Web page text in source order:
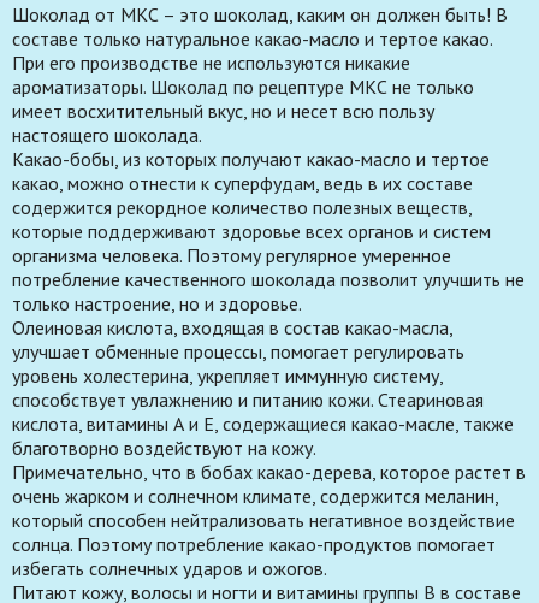
Шоколад от МКС – это шоколад, каким он должен быть! В
составе только натуральное какао-масло и тертое какао.
При его производстве не используются никакие
ароматизаторы. Шоколад по рецептуре МКС не только
имеет восхитительный вкус, но и несет всю пользу
настоящего шоколада.
Какао-бобы, из которых получают какао-масло и тертое
какао, можно отнести к суперфудам, ведь в их составе
содержится рекордное количество полезных веществ,
которые поддерживают здоровье всех органов и систем
организма человека. Поэтому регулярное умеренное
потребление качественного шоколада позволит улучшить не
только настроение, но и здоровье.
Олеиновая кислота, входящая в состав какао-масла,
улучшает обменные процессы, помогает регулировать
уровень холестерина, укрепляет иммунную систему,
способствует увлажнению и питанию кожи. Стеариновая
кислота, витамины А и Е, содержащиеся какао-масле, также
благотворно воздействуют на кожу.
Примечательно, что в бобах какао-дерева, которое растет в
очень жарком и солнечном климате, содержится меланин,
который способен нейтрализовать негативное воздействие
солнца. Поэтому потребление какао-продуктов помогает
избегать солнечных ударов и ожогов.
Питают кожу, волосы и ногти и витамины группы B в составе